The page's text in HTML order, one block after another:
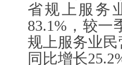
省规上服务
83.1%，较一
规上服务业
同比增长